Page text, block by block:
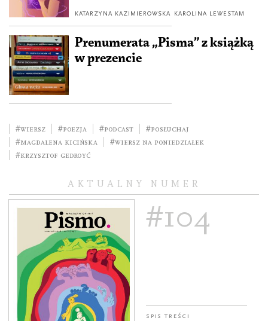
KATARZYNA KAZIMIEROWSKA KAROLINA LEWESTAM
Prenumerata „Pisma” z książką
w prezencie
#wiersz #poezja #podcast
#posłuchaj
#Magdalena Kicińska
#wiersz na poniedziałek
#Krzysztof Gedroyć
AKTUALNY NUMER
#104
Spis treści